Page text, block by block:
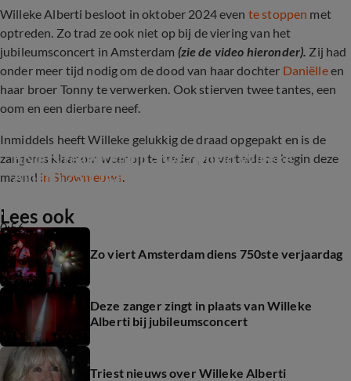
Willeke Alberti besloot in oktober 2024 even te stoppen met
optreden. Zo trad ze ook niet op bij de viering van het
jubileumsconcert in Amsterdam (zie de video hieronder). Zij had
onder meer tijd nodig om de dood van haar dochter Daniëlleen
haar broer Tonny te verwerken. Ook stierven twee tantes, een
oom en een dierbare neef.
Inmiddels heeft Willeke gelukkig de draad opgepakt en is de
zangeres klaar om weer op te treden, zo vertelde ze begin deze
maand in Shownieuws.
0:56
BN'ers reageren op afwezigheid Willeke
Alberti 750 Jaar Amsterdam
Lees ook
Zo viert Amsterdam diens 750ste verjaardag
Deze zanger zingt in plaats van Willeke
Alberti bij jubileumsconcert
Triest nieuws over Willeke Alberti